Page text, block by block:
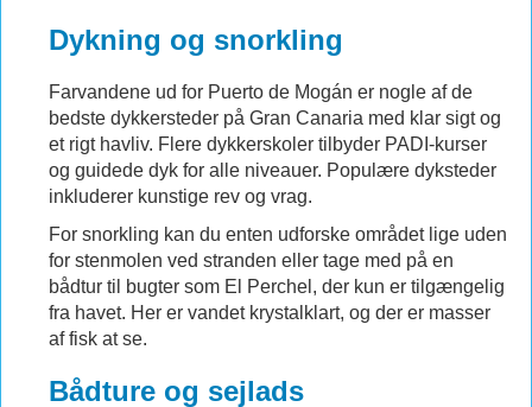
Dykning og snorkling
Farvandene ud for Puerto de Mogán er nogle af de
bedste dykkersteder på Gran Canaria med klar sigt og
et rigt havliv. Flere dykkerskoler tilbyder PADI-kurser
og guidede dyk for alle niveauer. Populære dyksteder
inkluderer kunstige rev og vrag.
For snorkling kan du enten udforske området lige uden
for stenmolen ved stranden eller tage med på en
bådtur til bugter som El Perchel, der kun er tilgængelig
fra havet. Her er vandet krystalklart, og der er masser
af fisk at se.
Bådture og sejlads